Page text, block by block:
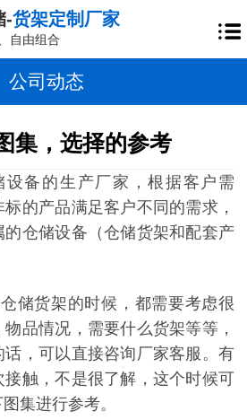
-货架定制厂家
自由组合
公司动态
集，选择的参考
设备的生产厂家，根据客户需
的产品满足客户不同的需求，
仓储设备（仓储货架和配套产
储货架的时候，都需要考虑很
品情况，需要什么货架等等，
，可以直接咨询厂家客服。有
触，不是很了解，这个时候可
集进行参考。